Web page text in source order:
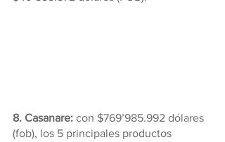
8. Casanare: con $769’985.992 dólares
(fob), los 5 principales productos